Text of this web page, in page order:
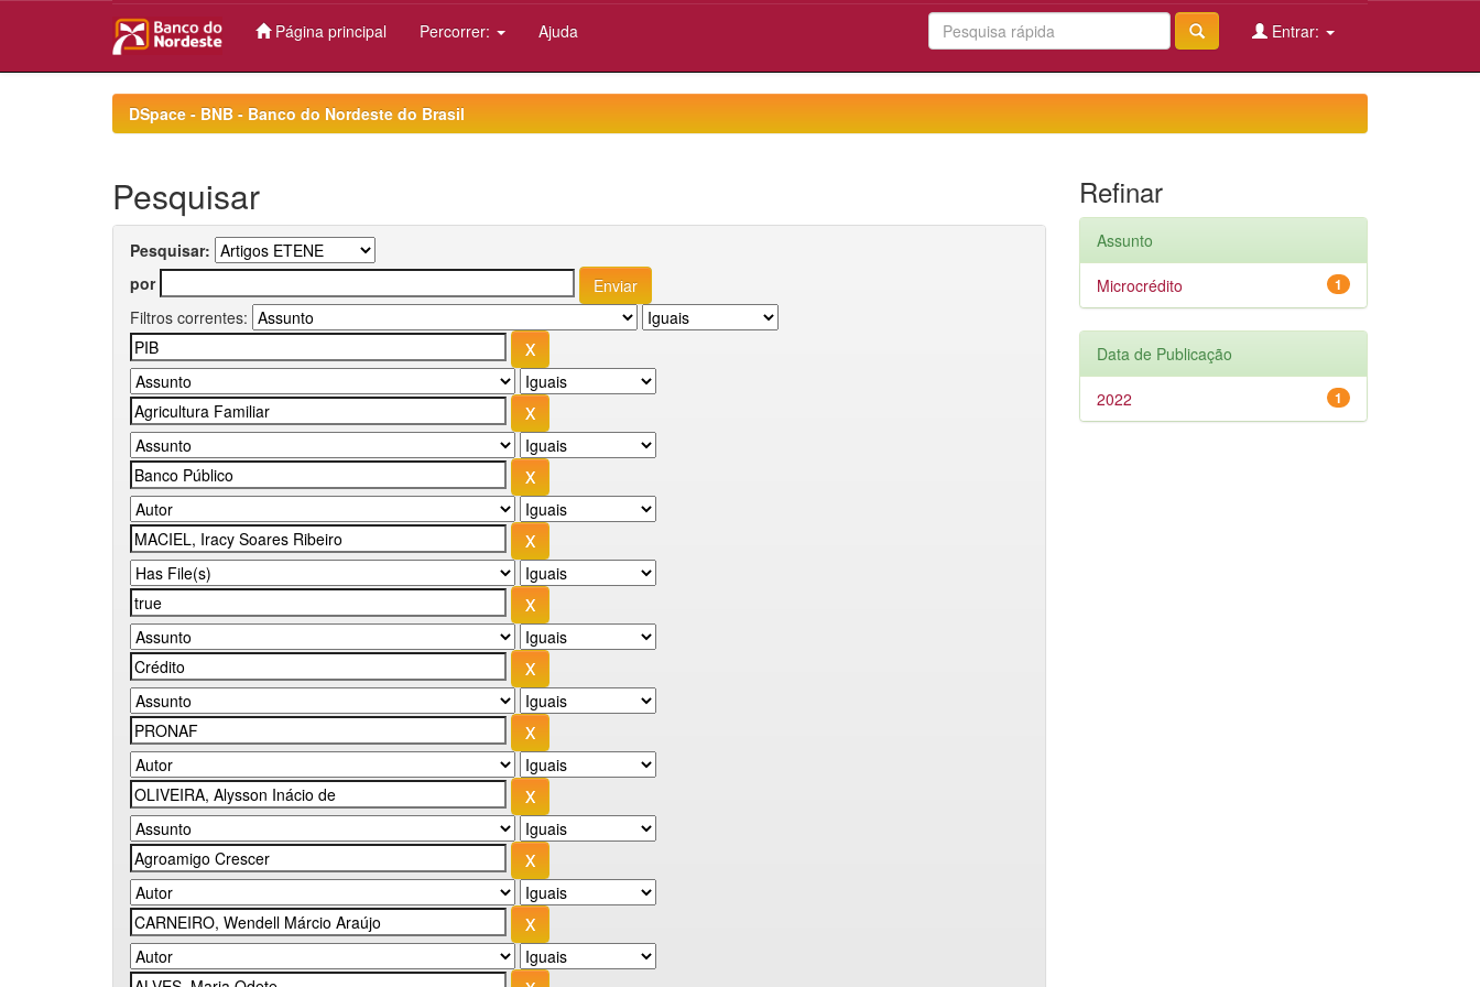
Página principal Percorrer: Ajuda Entrar:
DSpace - BNB - Banco do Nordeste do Brasil
Pesquisar
Pesquisar:
por
Filtros correntes:
Refinar
Assunto
1
Microcrédito
Data de Publicação
1
2022